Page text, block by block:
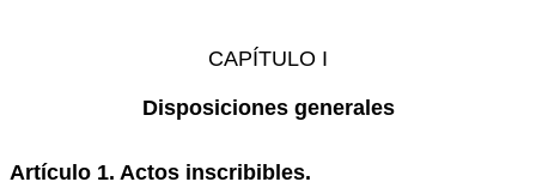
CAPÍTULO I
Disposiciones generales
Artículo 1. Actos inscribibles.